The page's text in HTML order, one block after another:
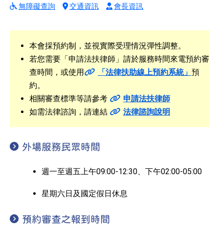
無障礙查詢 交通資訊 會長資訊
本會採預約制，並視實際受理情況彈性調整。
若您需要「申請法扶律師」請於服務時間來電預約審
查時間，或使用
「法律扶助線上預約系統」 預
約。
相關審查標準等請參考
申請法扶律師
如需法律諮詢，請連結
法律諮詢說明
外場服務民眾時間
週一至週五上午09:00-12:30、下午02:00-05:00
星期六日及國定假日休息
預約審查之報到時間